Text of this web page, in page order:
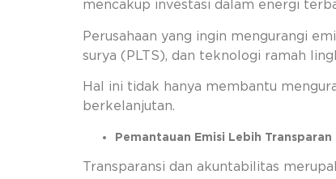
mencakup investasi dalam energi
Perusahaan yang ingin mengurangi
surya (PLTS), dan teknologi ramah
Hal ini tidak hanya membantu
berkelanjutan.
Pemantauan Emisi Lebih Transparan
Transparansi dan akuntabilitas